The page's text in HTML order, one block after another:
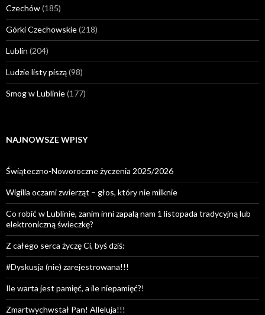
Czechów(185)
Górki Czechowskie(218)
Lublin (204)
Ludzie listy piszą(98)
Smog w Lublinie(177)
NAJNOWSZE WPISY
Świąteczno-Noworoczne życzenia 2025/2026
Wigilia oczami zwierząt – głos, który nie milknie
Co robić w Lublinie, zanim inni zapalą nam 1 listopada tradycyjną lub
elektroniczną świeczkę?
Z całego serca życzę Ci, byś dziś:
#Dyskusja (nie) zarejestrowana!!!
Ile warta jest pamięć, a ile niepamięć?!
Zmartwychwstał Pan! Alleluja!!!